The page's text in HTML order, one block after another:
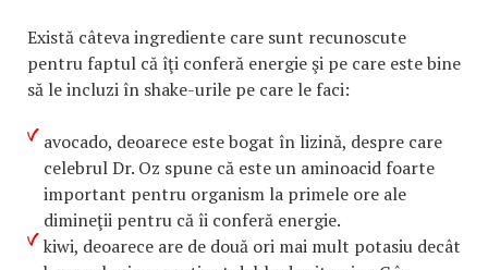
Există câteva ingrediente care sunt recunoscute
pentru faptul că îţi conferă energie şi pe care este bine
să le incluzi în shake-urile pe care le faci:
avocado, deoarece este bogat în lizină, despre care
celebrul Dr. Oz spune că este un aminoacid foarte
important pentru organism la primele ore ale
dimineţii pentru că îi conferă energie.
kiwi, deoarece are de două ori mai mult potasiu decât